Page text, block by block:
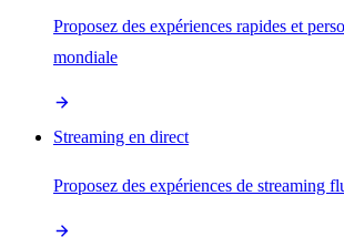
Proposez des expériences rapides et
mondiale
Streaming en direct
Proposez des expériences de streaming